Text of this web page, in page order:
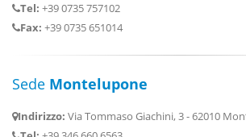
Tel: +39 0735 757102
Fax: +39 0735 651014
Sede Montelupone
Indirizzo: Via Tommaso Giachini, 3 - 62010